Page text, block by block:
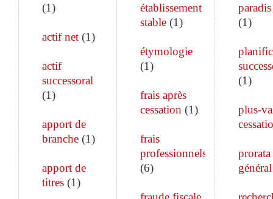
(1)
actif net (1)
actif
successoral
(1)
apport de
branche (1)
apport de
titres (1)
établissement
stable(1)
étymologie
(1)
frais après
cessation (1)
frais
professionnels
(6)
(1)
(1)
plus-
prorata
général